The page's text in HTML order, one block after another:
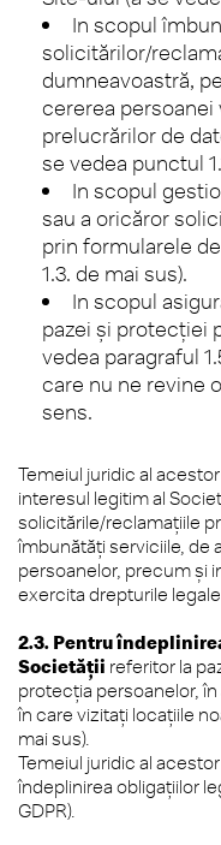
In scopul
solicitărilor/
dumneavoastră,
cererea persoanei
prelucrărilor de
se vedea punctul
In scopul
sau a oricăror
prin formularele
1.3. de mai sus).
In scopul
pazei și protecției
vedea paragraful
care nu ne revine
sens.
Temeiul juridic al
interesul legitim al
solicitările/reclamațiile
îmbunătăți serviciile, de
persoanelor, precum și
exercita drepturile legale
2.3. Pentru
Societății referitor la
protecția persoanelor,
în care vizitați locațiile
mai sus).
Temeiul juridic al
îndeplinirea obligațiilor
GDPR).